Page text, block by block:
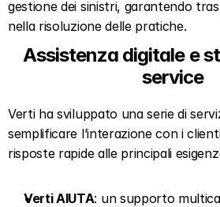
gestione dei sinistri, garantendo
nella risoluzione delle pratiche.
Assistenza digitale e
service
Verti ha sviluppato una serie di
semplificare l’interazione con i
risposte rapide alle principali
Verti AIUTA: un supporto